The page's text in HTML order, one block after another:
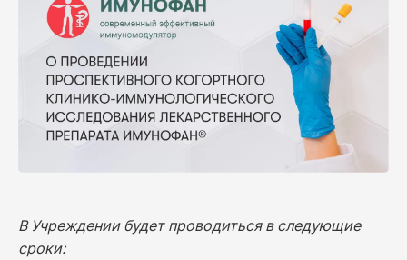
В Учреждении будет проводиться в следующие
сроки: